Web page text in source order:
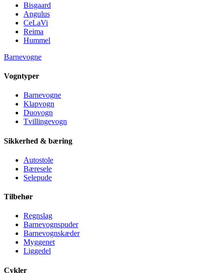
Bisgaard
Angulus
CeLaVi
Reima
Hummel
Barnevogne
Vogntyper
Barnevogne
Klapvogn
Duovogn
Tvillingevogn
Sikkerhed & bæring
Autostole
Bæresele
Selepude
Tilbehør
Regnslag
Barnevognspuder
Barnevognskæder
Myggenet
Liggedel
Cykler